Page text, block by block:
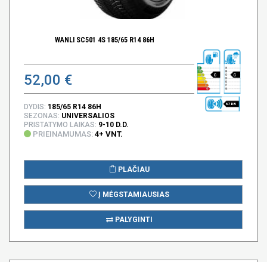
WANLI SC501 4S 185/65 R14 86H
52,00 € C C
67 DB
DYDIS: 185/65 R14 86H
SEZONAS: UNIVERSALIOS
PRISTATYMO LAIKAS: 9-10 D.D.
PRIEINAMUMAS: 4+ VNT.
PLAČIAU
Į MĖGSTAMIAUSIAS
PALYGINTI